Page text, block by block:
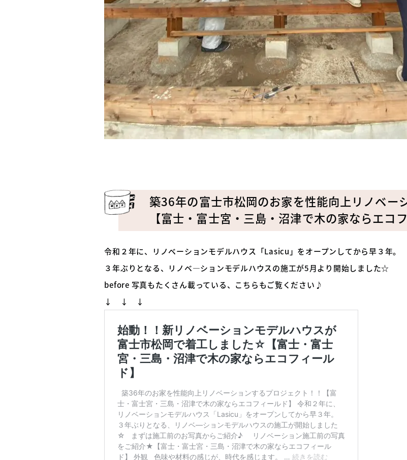
築36年の富士市松岡のお家を性能向上リノベー
【富士・富士宮・三島・沼津で木の家ならエコフ
令和２年に、リノベーションモデルハウス「Lasicu」をオープンしてから早３年。
３年ぶりとなる、リノベ―ションモデルハウスの施工が5月より開始しました☆
before 写真もたくさん載っている、こちらもご覧ください♪
↓ ↓ ↓